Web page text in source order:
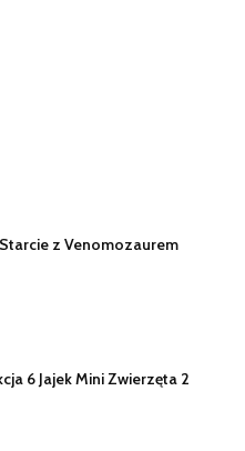
Starcie z Venomozaurem
6 Jajek Mini Zwierzęta 2